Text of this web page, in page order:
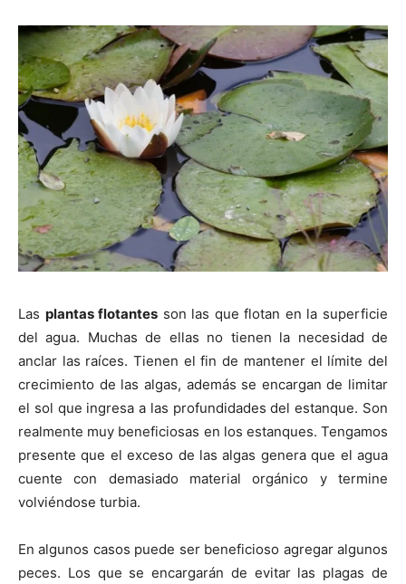
Las plantas flotantes son las que flotan en la superficie
del agua. Muchas de ellas no tienen la necesidad de
anclar las raíces. Tienen el fin de mantener el límite del
crecimiento de las algas, además se encargan de limitar
el sol que ingresa a las profundidades del estanque. Son
realmente muy beneficiosas en los estanques. Tengamos
presente que el exceso de las algas genera que el agua
cuente con demasiado material orgánico y termine
volviéndose turbia.
En algunos casos puede ser beneficioso agregar algunos
peces. Los que se encargarán de evitar las plagas de